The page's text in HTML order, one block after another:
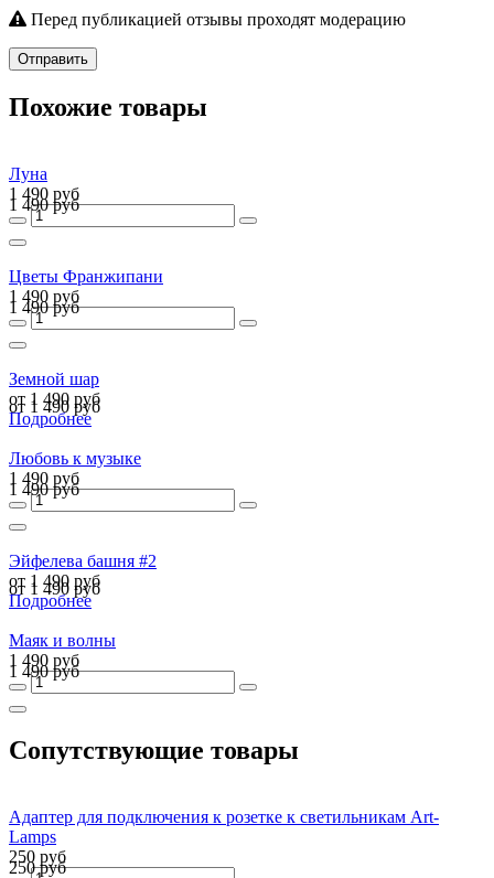
Перед публикацией отзывы проходят модерацию
Отправить
Похожие товары
Луна
1 490 руб
1 490 руб
Цветы Франжипани
1 490 руб
1 490 руб
Земной шар
от 1 490 руб
от 1 490 руб
Подробнее
Любовь к музыке
1 490 руб
1 490 руб
Эйфелева башня #2
от 1 490 руб
от 1 490 руб
Подробнее
Маяк и волны
1 490 руб
1 490 руб
Сопутствующие товары
Адаптер для подключения к розетке к светильникам Art-
Lamps
250 руб
250 руб